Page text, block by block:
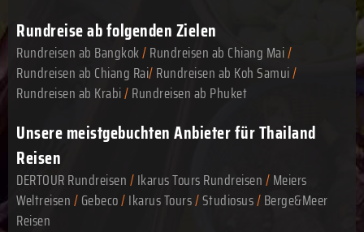
Rundreise ab folgenden Zielen
Rundreisen ab Bangkok/Rundreisen ab Chiang Mai/
Rundreisen ab Chiang Rai/Rundreisen ab Koh Samui/
Rundreisen ab Krabi/Rundreisen ab Phuket
Unsere meistgebuchten Anbieter für Thailand
Reisen
DERTOUR Rundreisen/Ikarus Tours Rundreisen/Meiers
Weltreisen/Gebeco/Ikarus Tours/Studiosus/Berge&Meer
Reisen